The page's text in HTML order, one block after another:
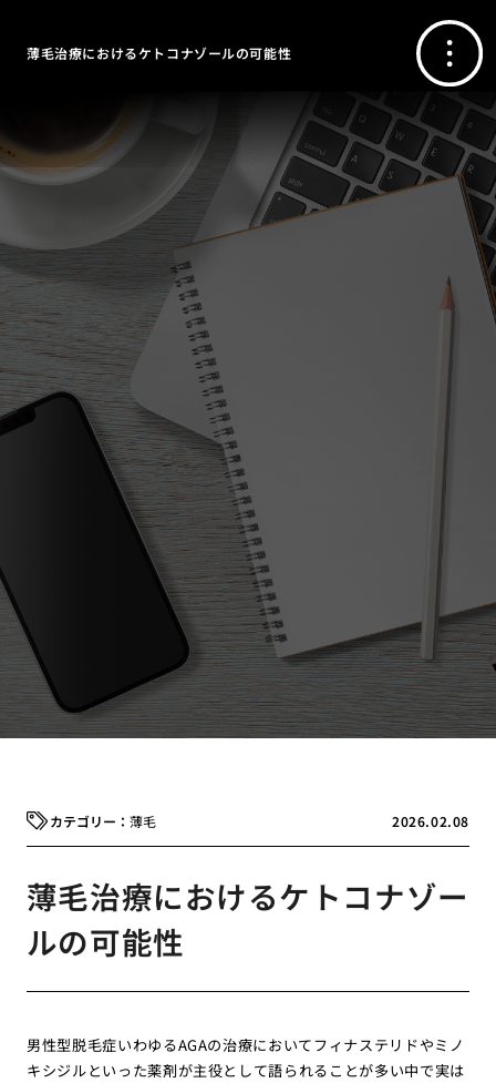
薄毛治療におけるケトコナゾールの可能性
2026.02.08
薄毛
薄毛治療におけるケトコナゾー
ルの可能性
男性型脱毛症いわゆるAGAの治療においてフィナステリドやミノ
キシジルといった薬剤が主役として語られることが多い中で実は